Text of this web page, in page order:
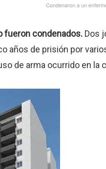
Condenaron a un
fueron condenados. Dos
años de prisión por
de arma ocurrido en la